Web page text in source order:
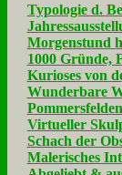
Typologie d.
Morgenstund
1000 Gründe,
Kurioses von
Wunderbare
Virtueller
Schach der
Malerisches